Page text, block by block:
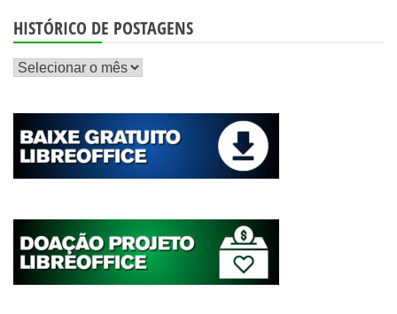
HISTÓRICO DE POSTAGENS
Histórico
postagens